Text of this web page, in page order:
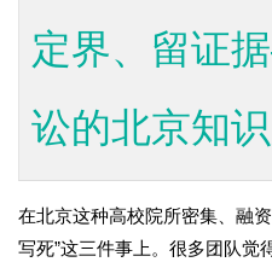
定界、留证
讼的北京知
在北京这种高校院所密集、融
写死”这三件事上。很多团队觉